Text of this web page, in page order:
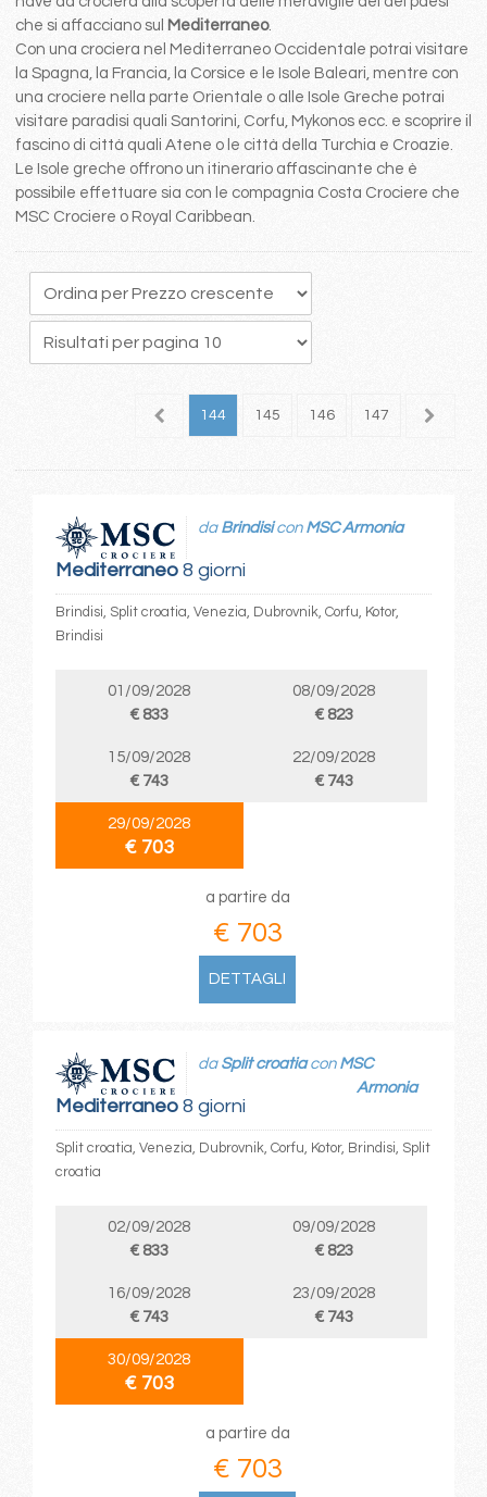
che si affacciano sul Mediterraneo.
Con una crociera nel Mediterraneo Occidentale potrai visitare
la Spagna, la Francia, la Corsice e le Isole Baleari, mentre con
una crociere nella parte Orientale o alle Isole Greche potrai
visitare paradisi quali Santorini, Corfu, Mykonos ecc. e scoprire il
fascino di città quali Atene o le città della Turchia e Croazie.
Le Isole greche offrono un itinerario affascinante che è
possibile effettuare sia con le compagnia Costa Crociere che
MSC Crociere o Royal Caribbean.
143 144 145 146 147 148
Mediterraneo8 giorni
da Brindisicon MSC Armonia
Brindisi, Split croatia, Venezia, Dubrovnik, Corfu, Kotor,
Brindisi
01/09/2028
€ 833
08/09/2028
€ 823
15/09/2028
€ 743
22/09/2028
€ 743
29/09/2028
€ 703
a partire da
€ 703
DETTAGLI
Mediterraneo8 giorni
da Split croatiacon MSC
Armonia
Split croatia, Venezia, Dubrovnik, Corfu, Kotor, Brindisi, Split
croatia
02/09/2028
€ 833
09/09/2028
€ 823
16/09/2028
€ 743
23/09/2028
€ 743
30/09/2028
€ 703
a partire da
€ 703